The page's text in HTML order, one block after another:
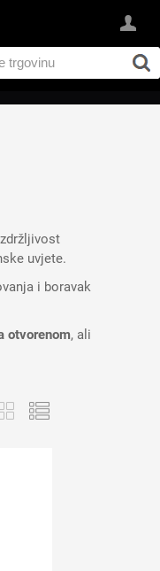
uvjete.
i boravak
otvorenom, ali